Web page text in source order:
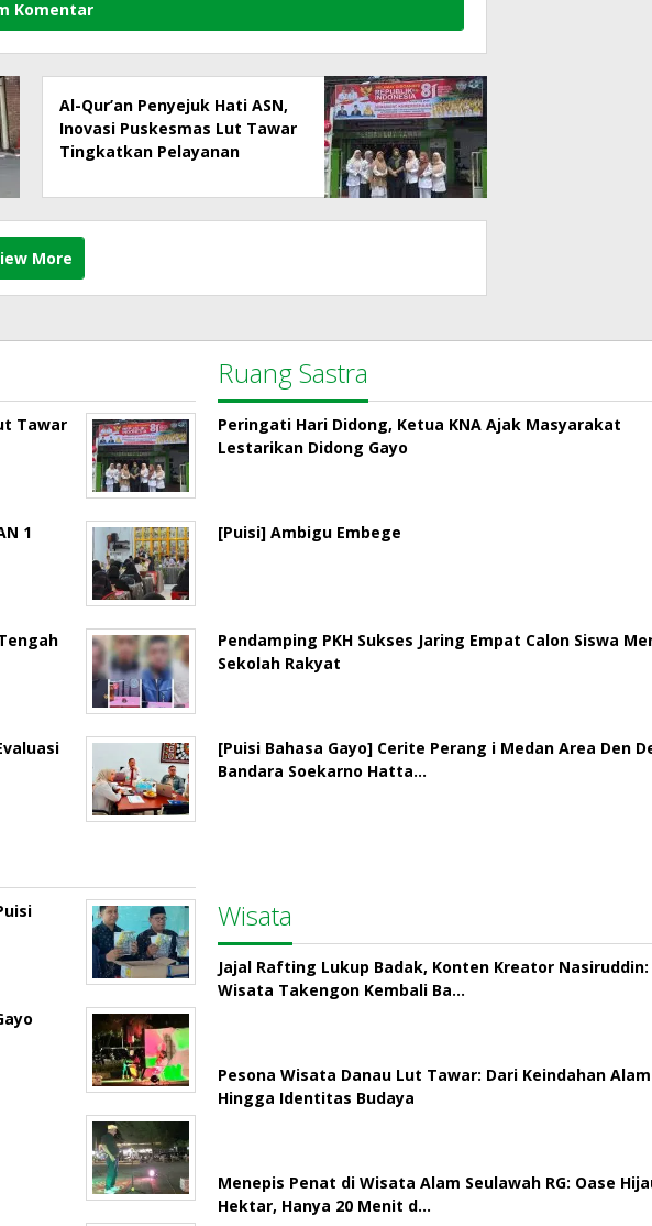
Al-Qur’an Penyejuk Hati ASN,
Inovasi Puskesmas Lut Tawar
Tingkatkan Pelayanan
More
Tawar
1
Ruang Sastra
Peringati Hari Didong, Ketua KNA Ajak Masyarakat
Lestarikan Didong Gayo
[Puisi] Ambigu Embege
Pendamping PKH Sukses Jaring Empat Calon Siswa
Sekolah Rakyat
[Puisi Bahasa Gayo] Cerite Perang i Medan Area Den
Bandara Soekarno Hatta…
Wisata
Jajal Rafting Lukup Badak, Konten Kreator Nasiruddin:
Wisata Takengon Kembali Ba…
Pesona Wisata Danau Lut Tawar: Dari Keindahan Alam
Hingga Identitas Budaya
Menepis Penat di Wisata Alam Seulawah RG: Oase
Hektar, Hanya 20 Menit d…